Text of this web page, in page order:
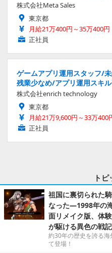
株式会社Meta Sales
東京都
月給21万400円～35万400円
正社員
ゲームアプリ運用スタッフ/
残業少なめ/アプリ運用スキ
株式会社enrich technology
東京都
月給21万9,600円～33万400
正社員
トピ
祖国に裏切られた
なった―1998年の
面リメイク版、体
が駆ける異色の戦
約30年の歴史を誇る海
て登場！